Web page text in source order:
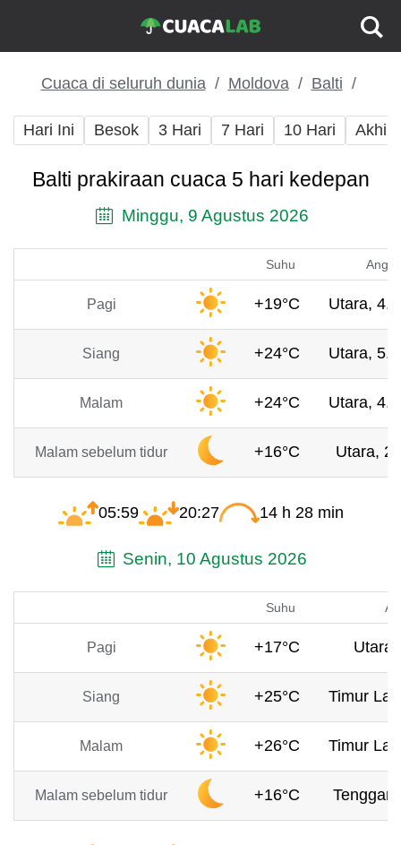
Cuaca di seluruh dunia Moldova Balti
Hari Ini Besok 3 Hari 7 Hari 10 Hari Akhir
Balti prakiraan cuaca 5 hari kedepan
Minggu, 9 Agustus 2026
Suhu Angin
Pagi +19°C Utara,
Siang +24°C Utara,
Malam +24°C Utara,
Malam sebelum tidur +16°C Utara, 2
05:59 20:27 14 h 28 min
Senin, 10 Agustus 2026
Suhu
Pagi +17°C
Siang +25°C Timur
Malam +26°C Timur
Malam sebelum tidur +16°C